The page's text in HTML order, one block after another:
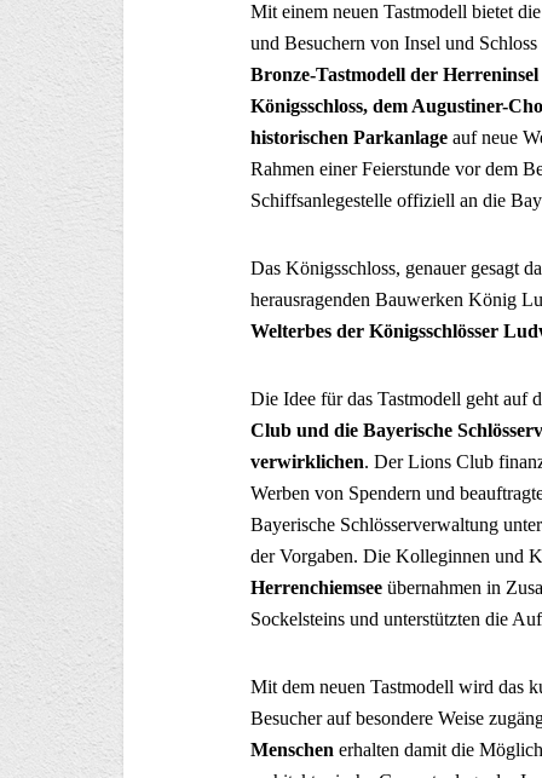
Mit einem neuen Tastmodell bietet
und Besuchern von Insel und
Bronze-Tastmodell der Herreninsel
Königsschloss, dem Augustiner-
historischen Parkanlage auf neue
Rahmen einer Feierstunde vor dem
Schiffsanlegestelle offiziell an die
Das Königsschloss, genauer gesagt
herausragenden Bauwerken König
Welterbes der Königsschlösser
Die Idee für das Tastmodell geht auf
Club und die Bayerische
verwirklichen. Der Lions Club
Werben von Spendern und
Bayerische Schlösserverwaltung
der Vorgaben. Die Kolleginnen und
Herrenchiemsee übernahmen in
Sockelsteins und unterstützten die
Mit dem neuen Tastmodell wird das
Besucher auf besondere Weise
Menschen erhalten damit die